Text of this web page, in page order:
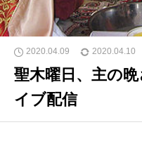
2020.04.09 2020.04.10
聖木曜日、主の
イブ配信